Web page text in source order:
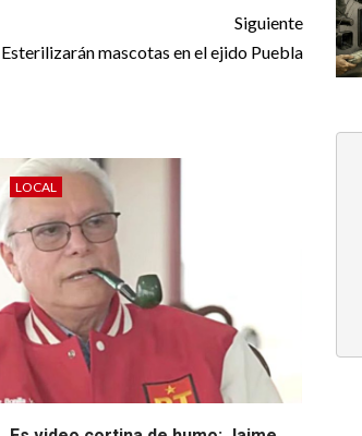
Siguiente
Esterilizarán mascotas en el ejido Puebla
LOCAL